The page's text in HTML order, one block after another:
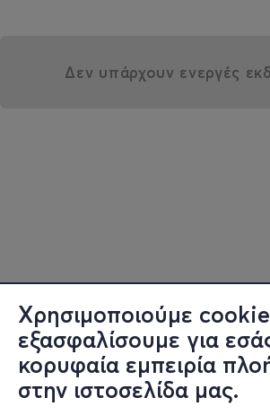
Χρησιμοποιούμε
εξασφαλίσουμε για
κορυφαία εμπειρία
στην ιστοσελίδα μας.
Δεν υπάρχουν ενεργές